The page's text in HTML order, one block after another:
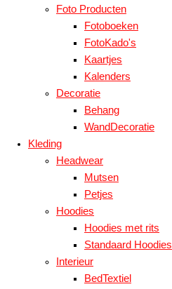
Foto Producten
Fotoboeken
FotoKado's
Kaartjes
Kalenders
Decoratie
Behang
WandDecoratie
Kleding
Headwear
Mutsen
Petjes
Hoodies
Hoodies met rits
Standaard Hoodies
Interieur
BedTextiel